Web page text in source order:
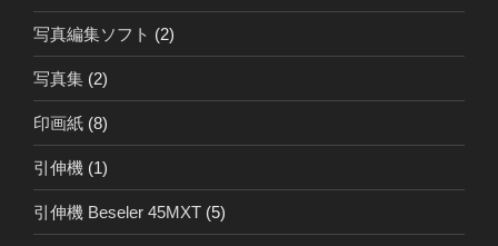
写真編集ソフト (2)
写真集 (2)
印画紙 (8)
引伸機 (1)
引伸機 Beseler 45MXT (5)